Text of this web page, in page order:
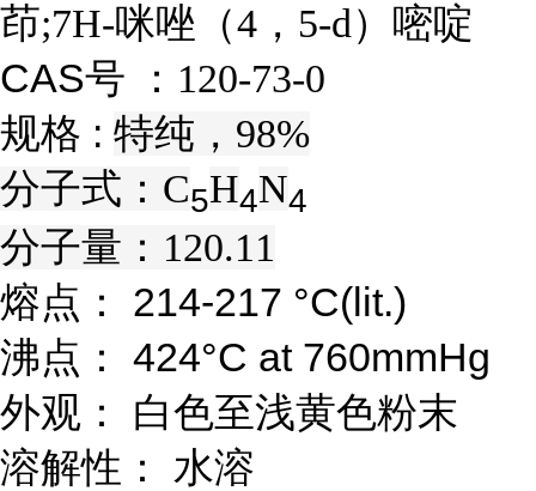
茚;7H-咪唑（4，5-d）嘧啶
CAS号 ： 120-73-0
规格 : 特纯，98%
分子式： C5H4N4
分子量： 120.11
熔点： 214-217 °C(lit.)
沸点： 424°C at 760mmHg
外观： 白色至浅黄色粉末
溶解性： 水溶